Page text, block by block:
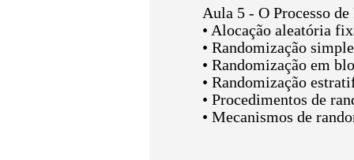
Aula 5 - O Processo
• Alocação aleatória
• Randomização
• Randomização em
• Randomização
• Procedimentos de
• Mecanismos de